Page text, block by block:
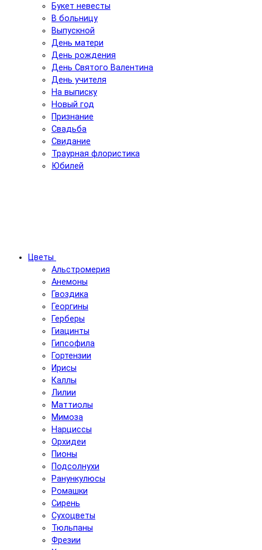
Букет невесты
В больницу
Выпускной
День матери
День рождения
День Святого Валентина
День учителя
На выписку
Новый год
Признание
Свадьба
Свидание
Траурная флористика
Юбилей
Цветы
Альстромерия
Анемоны
Гвоздика
Георгины
Герберы
Гиацинты
Гипсофила
Гортензии
Ирисы
Каллы
Лилии
Маттиолы
Мимоза
Нарциссы
Орхидеи
Пионы
Подсолнухи
Ранункулюсы
Ромашки
Сирень
Сухоцветы
Тюльпаны
Фрезии